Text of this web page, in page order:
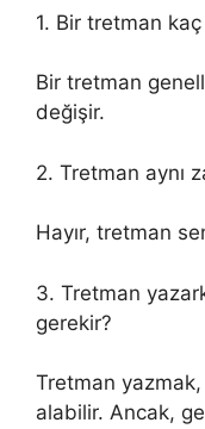
1. Bir tretman kaç
Bir tretman
değişir.
2. Tretman aynı
Hayır, tretman
3. Tretman
gerekir?
Tretman
alabilir. Ancak,